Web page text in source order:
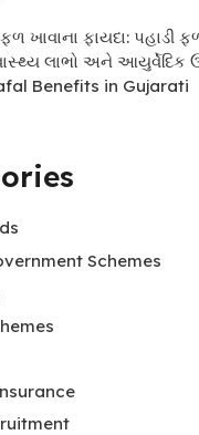
ખાવાના ફાયદા: પહાડી
લાભો અને આયુર્વેદિક
Benefits in Gujarati
Schemes